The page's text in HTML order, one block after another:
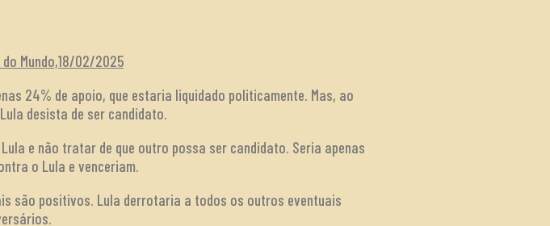
Mundo,18/02/2025
24% de apoio, que estaria liquidado politicamente. Mas, ao
desista de ser candidato.
e não tratar de que outro possa ser candidato. Seria apenas
o Lula e venceriam.
são positivos. Lula derrotaria a todos os outros eventuais